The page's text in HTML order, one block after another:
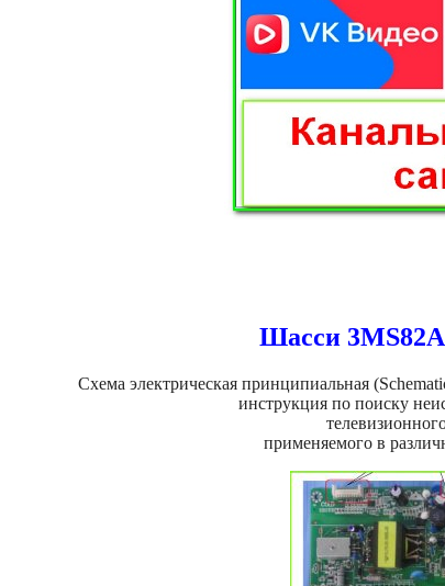
Шасси
Схема электрическая принципиальная
инструкция по поиску
применяемого в